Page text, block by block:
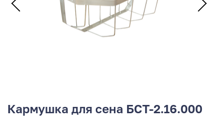
Кармушка для сена БСТ-2.16.000